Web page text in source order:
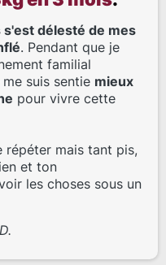
délesté de mes
. Pendant que je
familial
suis sentie mieux
pour vivre cette
répéter mais tant pis,
et ton
les choses sous un